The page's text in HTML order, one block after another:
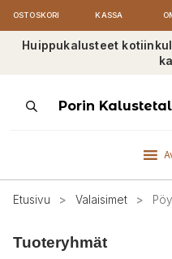
OSTOSKORI KASSA
Huippukalusteet
ProductsPorin
Etusivu > Valaisimet >
Tuoteryhmät